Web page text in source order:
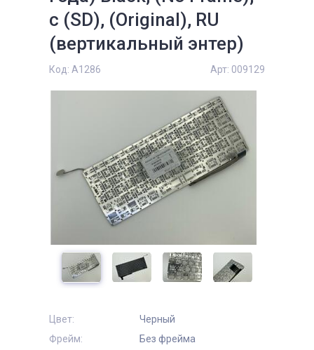
с (SD), (Original), RU
(вертикальный энтер)
Код: A1286 Арт: 009129
Цвет:
Черный
Фрейм:
Без фрейма